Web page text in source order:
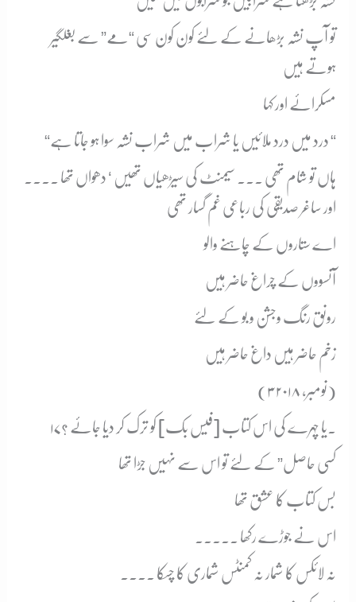
تو آپ نشہ بڑھانے کے لئے کون کون سی “مے” سے بغلگیر
ہوتے ہیں
مسکرائے اور کہا
“درد میں درد ملائیں یا شراب میں شراب نشہ سوا ہو جاتا ہے “
ہاں تو شام تھی ۔۔۔ سیمنٹ کی سیڑھیاں تھیں ‘ دھواں تھا ۔۔۔۔
اور ساغر صدیقی کی رباعی غم گسار تھی
اے ستاروں کے چاہنے والو
آنسووں کے چراغ حاضر ہیں
رونق رنگ وجشن و بو کے لئے
زخم حاضر ہیں داغ حاضر ہیں
(۳ نومبر، ۲۰۱۸)
یا چہرے کی اس کتاب [فیس بک] کو ترک کر دیا جائے ؟
کسی حاصل” کے لئے تو اس سے نہیں جڑا تھا
بس کتاب کا عشق تھا
اس نے جوڑے رکھا ۔۔۔۔۔
نہ لائکس کا شمار نہ کمنٹس شماری کا چسکا ۔۔۔۔